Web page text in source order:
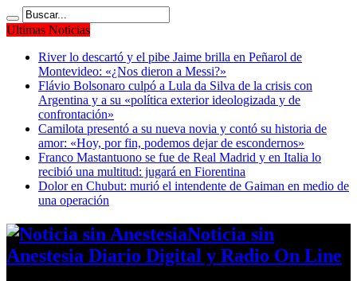
Ultimas Noticias
River lo descartó y el pibe Jaime brilla en Peñarol de
Montevideo: «¿Nos dieron a Messi?»
Flávio Bolsonaro culpó a Lula da Silva de la crisis con
Argentina y a su «política exterior ideologizada y de
confrontación»
Camilota presentó a su nueva novia y contó su historia de
amor: «Hoy, por fin, podemos dejar de escondernos»
Franco Mastantuono se fue de Real Madrid y en Italia lo
recibió una multitud: jugará en Fiorentina
Dolor en Chubut: murió el intendente de Gaiman en medio de
una operación
Noticia sin
Anestesia Diario Digital y Radio On Line